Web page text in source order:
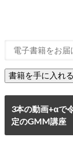
3本の動画+αで
定のGMM講座